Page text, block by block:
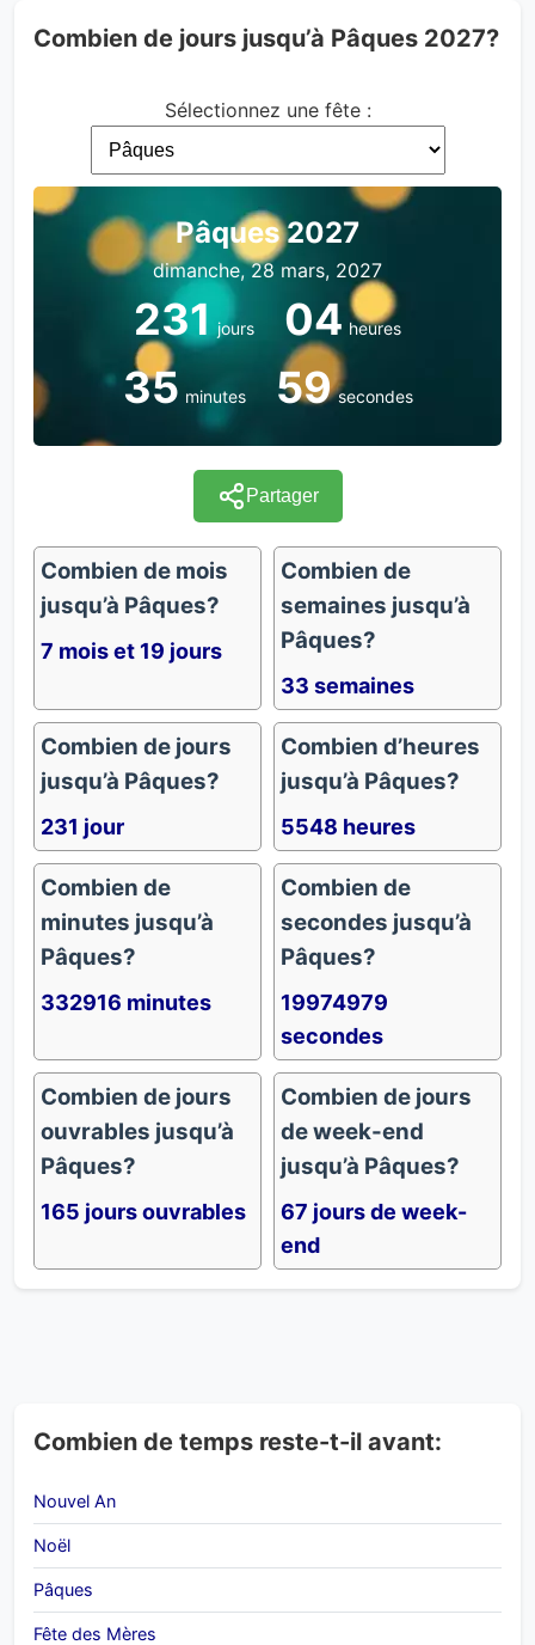
Combien de jours jusqu’à Pâques 2027?
Sélectionnez une fête :
Pâques 2027
dimanche, 28 mars, 2027
231 jours 04 heures
35 minutes 59 secondes
Partager
Combien de mois
jusqu’à Pâques?
7 mois et 19 jours
Combien de
semaines jusqu’à
Pâques?
33 semaines
Combien de jours
jusqu’à Pâques?
231 jour
Combien d’heures
jusqu’à Pâques?
5548 heures
Combien de
minutes jusqu’à
Pâques?
332916 minutes
Combien de
secondes jusqu’à
Pâques?
19974979
secondes
Combien de jours
ouvrables jusqu’à
Pâques?
165 jours ouvrables
Combien de jours
de week-end
jusqu’à Pâques?
67 jours de week-
end
Combien de temps reste-t-il avant:
Nouvel An
Noël
Pâques
Fête des Mères